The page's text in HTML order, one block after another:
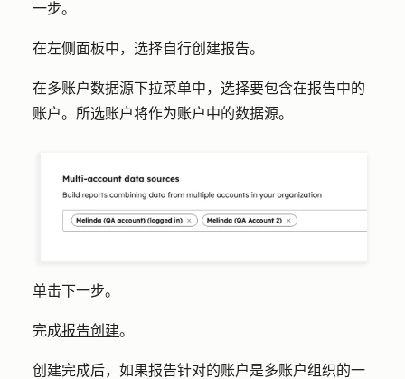
一步。
在左侧面板中，选择自行创建报告。
在多账户数据源下拉菜单中，选择要包含在报告中的
账户。所选账户将作为账户中的数据源。
单击下一步。
完成报告创建。
创建完成后，如果报告针对的账户是多账户组织的一